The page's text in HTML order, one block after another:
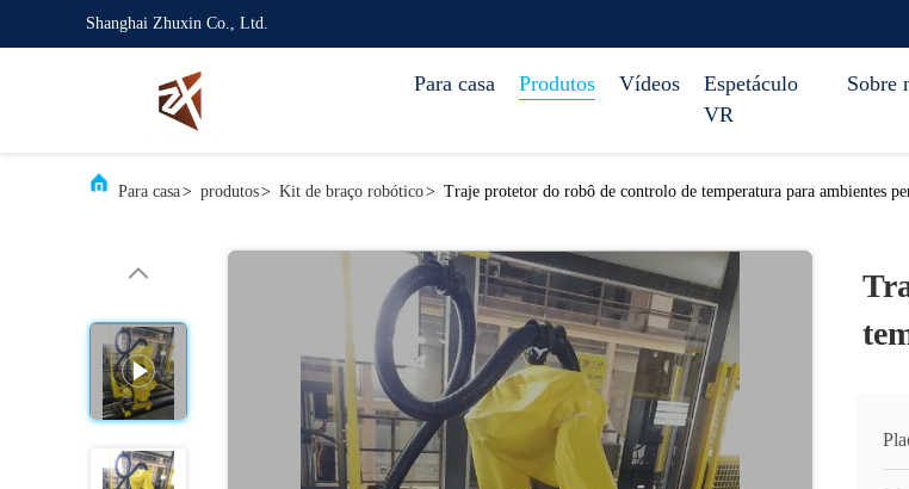
Shanghai Zhuxin Co., Ltd.
Para casa Produtos Vídeos
Espetáculo
VR
Sobre
Para casa> produtos> Kit de braço robótico> Traje protetor do robô de controlo de temperatura para ambientes